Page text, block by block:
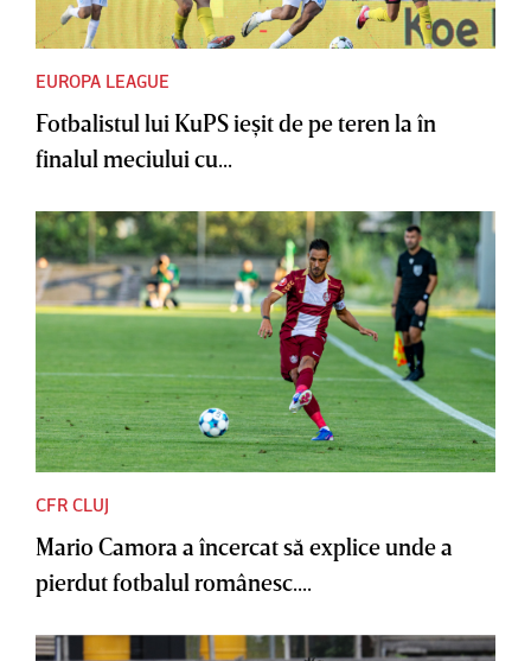
EUROPA LEAGUE
Fotbalistul lui KuPS ieşit de pe teren la în
finalul meciului cu...
CFR CLUJ
Mario Camora a încercat să explice unde a
pierdut fotbalul românesc....